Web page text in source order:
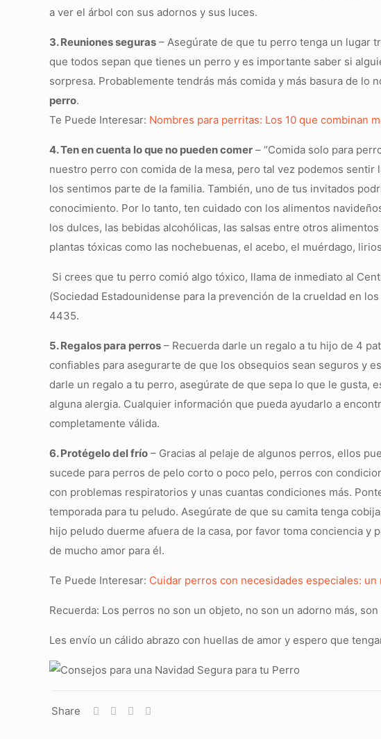
a ver el árbol con sus adornos y sus luces.
3. Reuniones seguras – Asegúrate de que tu perro tenga un lugar
que todos sepan que tienes un perro y es importante saber si
sorpresa. Probablemente tendrás más comida y más basura de lo
perro.
Te Puede Interesar: Nombres para perritas: Los 10 que combinan
4. Ten en cuenta lo que no pueden comer – “Comida solo para
nuestro perro con comida de la mesa, pero tal vez podemos
los sentimos parte de la familia. También, uno de tus invitados
conocimiento. Por lo tanto, ten cuidado con los alimentos
los dulces, las bebidas alcohólicas, las salsas entre otros
plantas tóxicas como las nochebuenas, el acebo, el muérdago,
Si crees que tu perro comió algo tóxico, llama de inmediato al
(Sociedad Estadounidense para la prevención de la crueldad en
4435.
5. Regalos para perros – Recuerda darle un regalo a tu hijo de 4
confiables para asegurarte de que los obsequios sean seguros y
darle un regalo a tu perro, asegúrate de que sepa lo que le gusta,
alguna alergia. Cualquier información que pueda ayudarlo a
completamente válida.
6. Protégelo del frío – Gracias al pelaje de algunos perros, ellos
sucede para perros de pelo corto o poco pelo, perros con
con problemas respiratorios y unas cuantas condiciones más.
temporada para tu peludo. Asegúrate de que su camita tenga
hijo peludo duerme afuera de la casa, por favor toma conciencia y
de mucho amor para él.
Te Puede Interesar: Cuidar perros con necesidades especiales:
Recuerda: Los perros no son un objeto, no son un adorno más,
Les envío un cálido abrazo con huellas de amor y espero que
Share